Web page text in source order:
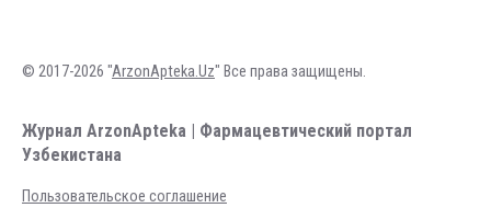
© 2017-2026 "ArzonApteka.Uz" Все права защищены.
Журнал ArzonApteka | Фармацевтический портал
Узбекистана
Пользовательское соглашение